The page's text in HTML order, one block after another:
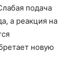
подача
а реакция на
новую